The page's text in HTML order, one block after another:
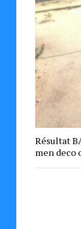
Résultat
men deco